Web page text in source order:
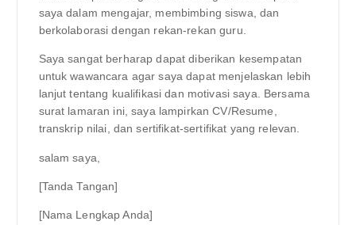
saya dalam mengajar, membimbing siswa, dan
berkolaborasi dengan rekan-rekan guru.
Saya sangat berharap dapat diberikan kesempatan
untuk wawancara agar saya dapat menjelaskan lebih
lanjut tentang kualifikasi dan motivasi saya. Bersama
surat lamaran ini, saya lampirkan CV/Resume,
transkrip nilai, dan sertifikat-sertifikat yang relevan.
salam saya,
[Tanda Tangan]
[Nama Lengkap Anda]